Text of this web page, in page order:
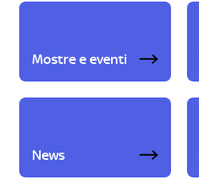
Mostre e eventi
News